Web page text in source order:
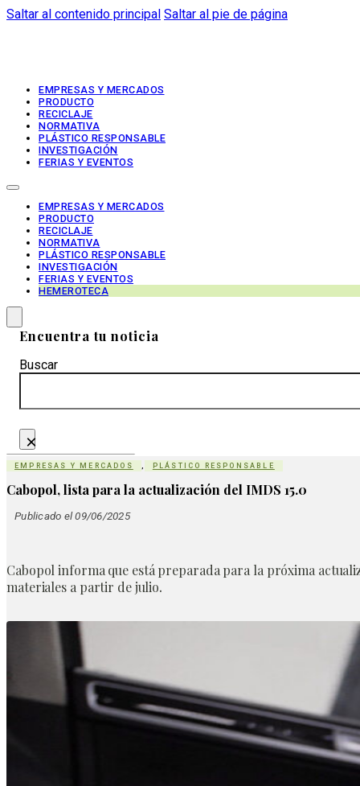
Saltar al contenido principal Saltar al pie de página
EMPRESAS Y MERCADOS
PRODUCTO
RECICLAJE
NORMATIVA
PLÁSTICO RESPONSABLE
INVESTIGACIÓN
FERIAS Y EVENTOS
EMPRESAS Y MERCADOS
PRODUCTO
RECICLAJE
NORMATIVA
PLÁSTICO RESPONSABLE
INVESTIGACIÓN
FERIAS Y EVENTOS
HEMEROTECA
Encuentra tu noticia
Buscar
×
EMPRESAS Y MERCADOS , PLÁSTICO RESPONSABLE
Cabopol, lista para la actualización del IMDS 15.0
Publicado el 09/06/2025
Cabopol informa que está preparada para la próxima
materiales a partir de julio.